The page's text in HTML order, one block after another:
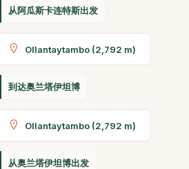
从阿瓜斯卡连特斯出发
Ollantaytambo (2,792 m)
到达奥兰塔伊坦博
Ollantaytambo (2,792 m)
从奥兰塔伊坦博出发